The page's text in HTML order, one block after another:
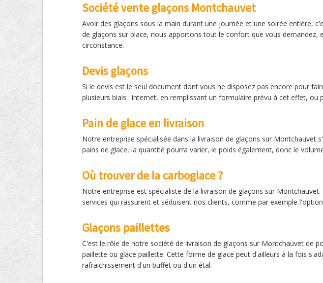
Société vente glaçons Montchauvet
Avoir des glaçons sous la main durant une journée et une soirée entière,
de glaçons sur place, nous apportons tout le confort que vous
circonstance.
Devis glaçons
Si le devis est le seul document dont vous ne disposez pas encore pour
plusieurs biais : internet, en remplissant un formulaire prévu à cet effet,
Pain de glace en livraison
Notre entreprise spécialisée dans la livraison de glaçons sur Montchauvet
pains de glace, la quantité pourra varier, le poids également, donc le
Où trouver de la carboglace ?
Notre entreprise est spécialiste de la livraison de glaçons sur
services qui rassurent et séduisent nos clients, comme par exemple
Glaçons paillettes
C'est le rôle de notre société de livraison de glaçons sur Montchauvet de
paillette ou glace paillette. Cette forme de glace peut d'ailleurs à la fois
rafraichissement d'un buffet ou d'un étal.